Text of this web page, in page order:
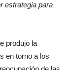
estrategia para
produjo la
en torno a los